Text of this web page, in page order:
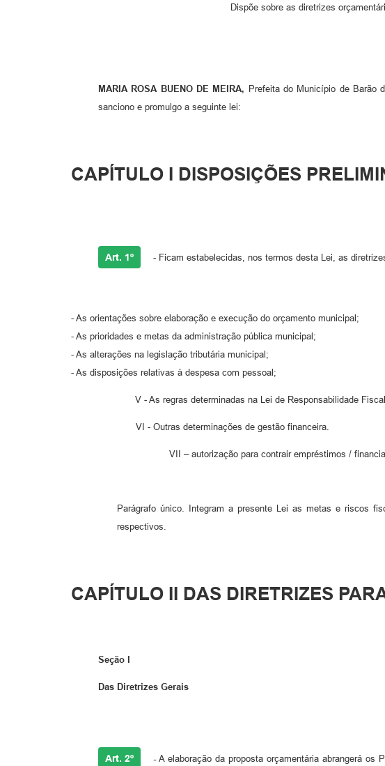
Dispõe sobre as diretrizes
MARIA ROSA BUENO DE MEIRA, Prefeita do Município de Barão
sanciono e promulgo a seguinte lei:
CAPÍTULO I DISPOSIÇÕES
Art. 1º - Ficam estabelecidas, nos termos desta Lei, as
- As orientações sobre elaboração e execução do orçamento municipal;
- As prioridades e metas da administração pública municipal;
- As alterações na legislação tributária municipal;
- As disposições relativas à despesa com pessoal;
V - As regras determinadas na Lei de Responsabilidade Fiscal
VI - Outras determinações de gestão financeira.
VII – autorização para contrair empréstimos /
Parágrafo único. Integram a presente Lei as metas e riscos
respectivos.
CAPÍTULO II DAS DIRETRIZES
Seção I
Das Diretrizes Gerais
Art. 2º -A elaboração da proposta orçamentária abrangerá os